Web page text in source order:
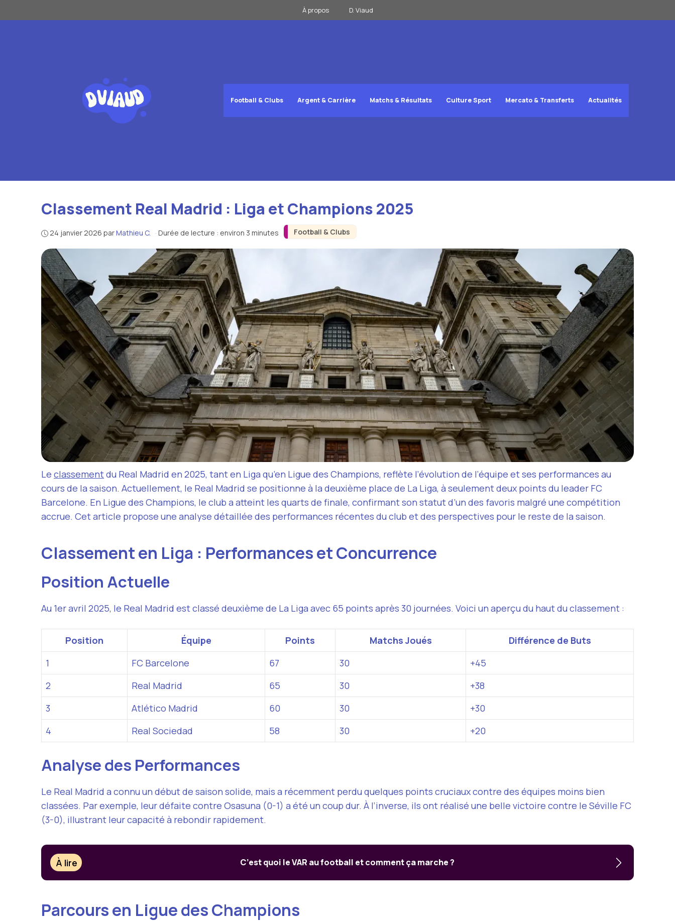
au
À propos D. Viaud
Football & Clubs Argent & Carrière Matchs & Résultats Culture Sport Mercato & Transferts Actualités
Football & Clubs
Classement Real Madrid : Liga et Champions 2025
24 janvier 2026 parMathieu C. · Durée de lecture : environ 3 minutes
Le classementdu Real Madrid en 2025, tant en Liga qu’en Ligue des Champions, reflète l’évolution de l’équipe et ses performances au
cours de la saison. Actuellement, le Real Madrid se positionne à la deuxième place de La Liga, à seulement deux points du leader FC
Barcelone. En Ligue des Champions, le club a atteint les quarts de finale, confirmant son statut d’un des favoris malgré une compétition
accrue. Cet article propose une analyse détaillée des performances récentes du club et des perspectives pour le reste de la saison.
Classement en Liga : Performances et Concurrence
Position Actuelle
Au 1er avril 2025, le Real Madrid est classé deuxième de La Liga avec 65 points après 30 journées. Voici un aperçu du haut du classement :
Position Équipe Points Matchs Joués
Différence de Buts
1
FC Barcelone 67 30
+45
2
Real Madrid 65 30
+38
3
Atlético Madrid 60 30
+30
4
Real Sociedad 58 30 +20
Analyse des Performances
Le Real Madrid a connu un début de saison solide, mais a récemment perdu quelques points cruciaux contre des équipes moins bien
classées. Par exemple, leur défaite contre Osasuna (0-1) a été un coup dur. À l’inverse, ils ont réalisé une belle victoire contre le Séville FC
(3-0), illustrant leur capacité à rebondir rapidement.
À lire C’est quoi le VAR au football et comment ça marche ?
Parcours en Ligue des Champions